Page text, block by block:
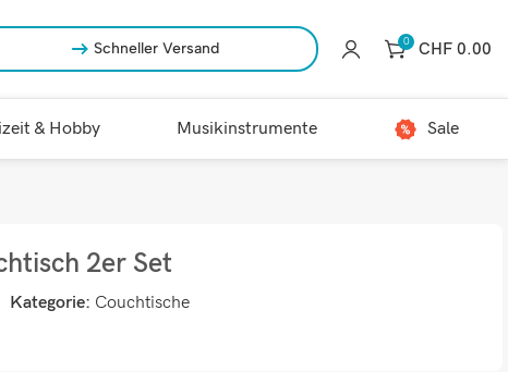
Schneller Versand 0 CHF 0.00
& Hobby Musikinstrumente Sale
2er Set
Kategorie: Couchtische